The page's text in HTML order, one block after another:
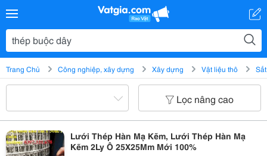
Trang Chủ Công nghiệp, xây dựng Xây dựng Vật liệu thô
Lọc nâng cao
Lưới Thép Hàn Mạ Kẽm, Lưới Thép Hàn Mạ
Kẽm 2Ly Ô 25X25Mm Mới 100%